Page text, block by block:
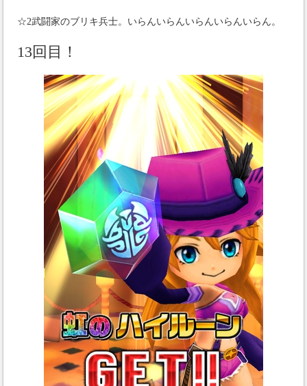
☆2武闘家のブリキ兵士。いらんいらんいらんいらんいらん。
13回目！